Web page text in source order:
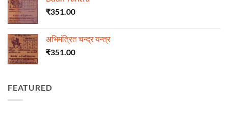
₹351.00
अभिमंत्रित चन्द्र यन्त्र
₹351.00
FEATURED